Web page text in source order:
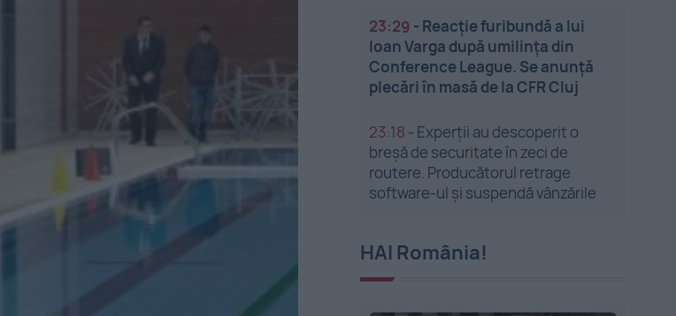
23:29 - Reacție furibundă a lui
Ioan Varga după umilința din
Conference League. Se anunță
plecări în masă de la CFR Cluj
23:18 - Experții au descoperit o
breșă de securitate în zeci de
routere. Producătorul retrage
software-ul și suspendă vânzările
HAI România!